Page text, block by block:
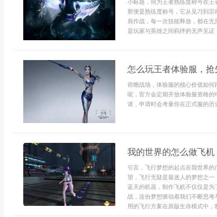
小标题，何为王者熟练度称号在
那便是熟练度称号，它从见习到
肩作战，每一次技能释放，都在
是玩家与英雄之间羁绊的无声见
怎么玩王者体验服，
前瞻战场，体验服的核心价值如
呢，官方会定期开放体验服资格
请，申请时会考量你在正式服的历
我的世界的怎么做飞
引言，飞行梦想的起点在我世界
望，飞行无疑是最迷人的梦想之
蓝天的机器，制作飞机不仅仅是
战，这份梦想驱动着我们不断思
用的飞行方案在原版生存模式中